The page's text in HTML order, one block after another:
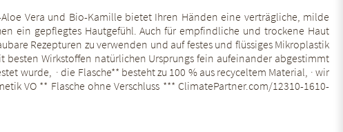
Vera und Bio-Kamille bietet Ihren Händen eine verträgliche, milde
ein gepflegtes Hautgefühl. Auch für empfindliche und trockene Haut
Rezepturen zu verwenden und auf festes und flüssiges Mikroplastik
besten Wirkstoffen natürlichen Ursprungs fein aufeinander abgestimmt
wurde, · die Flasche** besteht zu 100 % aus recyceltem Material, · wir
VO ** Flasche ohne Verschluss *** ClimatePartner.com/12310-1610-